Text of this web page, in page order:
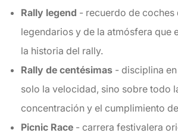
Rally legend - recuerdo de
legendarios y de la atmósfera que
la historia del rally.
Rally de centésimas - disciplina
solo la velocidad, sino sobre todo
concentración y el cumplimiento
Picnic Race - carrera festivalera